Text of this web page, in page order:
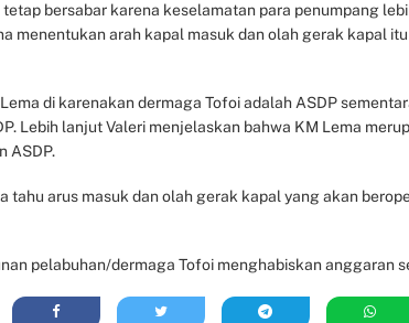
bersabar karena keselamatan para penumpang
menentukan arah kapal masuk dan olah gerak kapal
di karenakan dermaga Tofoi adalah ASDP
Lebih lanjut Valeri menjelaskan bahwa KM Lema
ASDP.
tahu arus masuk dan olah gerak kapal yang akan
pelabuhan/dermaga Tofoi menghabiskan anggaran